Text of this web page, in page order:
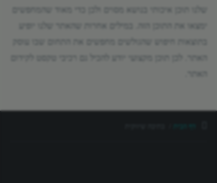
שלנו תוכן איכותי בנושא מסוים ולכן כדי מאוד שהמחפשים
ימצאו את התוכן הזה. במילים אחרות שהאתר שלנו יופיע
בתוצאות חיפוש שהגולשים מחפשים את התחום שבו עוסק
האתר. לכן תוכן מקצועי יודע להכיל גם רכיבי טקסט לקידום
האתר.